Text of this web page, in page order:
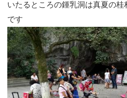
いたるところの鍾乳洞は真夏の
です